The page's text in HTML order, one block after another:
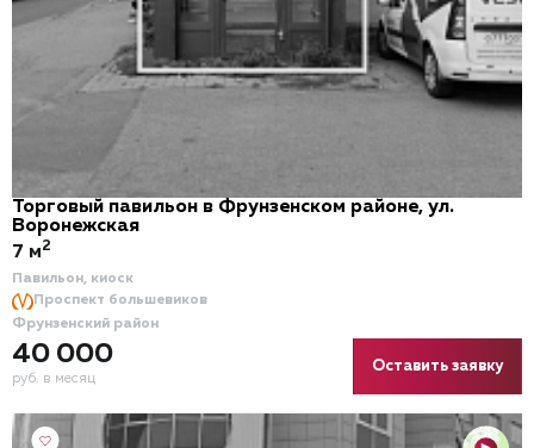
Торговый павильон в Фрунзенском районе, ул.
Воронежская
Павильон, киоск
Проспект большевиков
Фрунзенский район
40 000
руб. в месяц
7 м2
Оставить заявку